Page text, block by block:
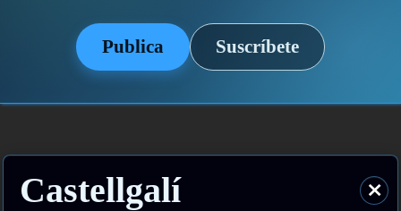
Publica Suscríbete
Castellgalí ⨯